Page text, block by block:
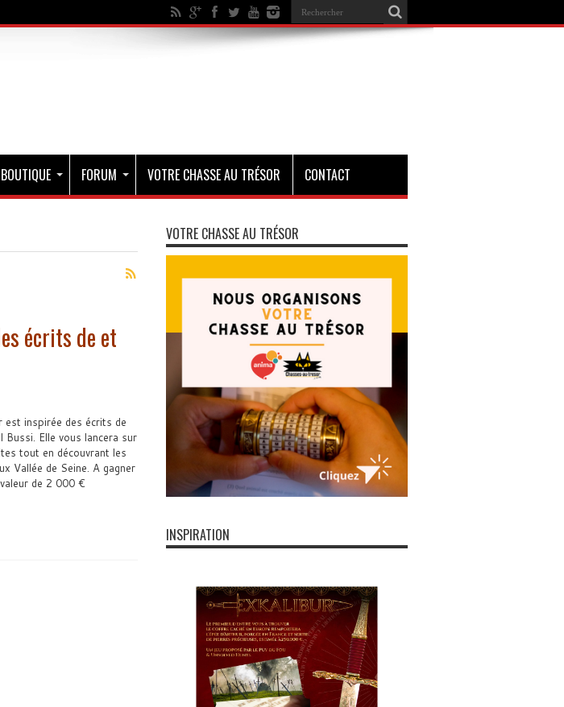
BOUTIQUE FORUM VOTRE CHASSE AU TRÉSOR CONTACT
écrits de et
est inspirée des écrits de
Bussi. Elle vous lancera sur
tout en découvrant les
Vallée de Seine. A gagner
de 2 000 €
VOTRE CHASSE AU TRÉSOR
INSPIRATION